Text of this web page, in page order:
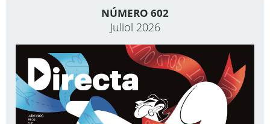
NÚMERO 602
Juliol 2026